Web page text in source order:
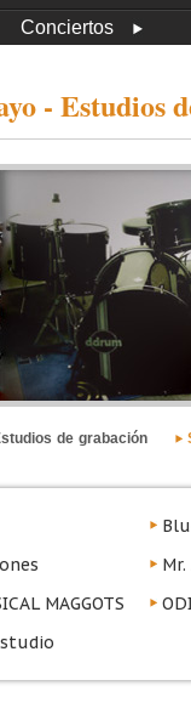
Conciertos
-
de grabación
MAGGOTS